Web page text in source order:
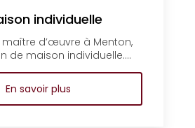
individuelle
maître d’œuvre à Menton,
de maison individuelle....
En savoir plus